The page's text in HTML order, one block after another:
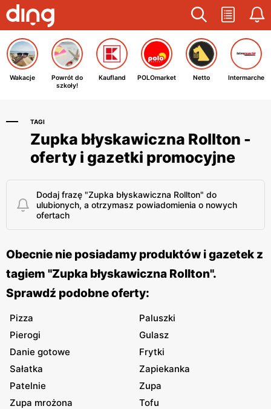
Wakacje
Powrót do
szkoły!
Kaufland POLOmarket Netto Intermarche
TAGI
Zupka błyskawiczna Rollton -
oferty i gazetki promocyjne
Dodaj frazę "Zupka błyskawiczna Rollton" do
ulubionych, a otrzymasz powiadomienia o nowych
ofertach
Obecnie nie posiadamy produktów i gazetek z
tagiem "Zupka błyskawiczna Rollton".
Sprawdź podobne oferty:
Pizza
Paluszki
Pierogi
Gulasz
Danie gotowe
Frytki
Sałatka
Zapiekanka
Patelnie
Zupa
Zupa mrożona
Tofu